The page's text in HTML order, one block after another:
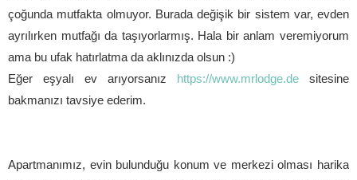
çoğunda mutfakta olmuyor. Burada değişik bir sistem var, evden
ayrılırken mutfağı da taşıyorlarmış. Hala bir anlam veremiyorum
ama bu ufak hatırlatma da aklınızda olsun :)
Eğer eşyalı ev arıyorsanız https://www.mrlodge.de sitesine
bakmanızı tavsiye ederim.
Apartmanımız, evin bulunduğu konum ve merkezi olması harika